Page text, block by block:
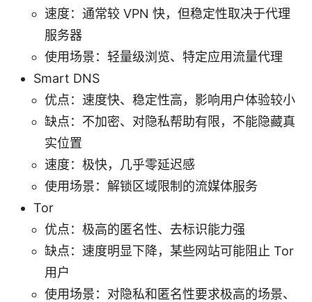
速度：通常较 VPN 快，但稳定性取决于代理
服务器
使用场景：轻量级浏览、特定应用流量代理
Smart DNS
优点：速度快、稳定性高，影响用户体验较小
缺点：不加密、对隐私帮助有限，不能隐藏真
实位置
速度：极快，几乎零延迟感
使用场景：解锁区域限制的流媒体服务
Tor
优点：极高的匿名性、去标识能力强
缺点：速度明显下降，某些网站可能阻止 Tor
用户
使用场景：对隐私和匿名性要求极高的场景、